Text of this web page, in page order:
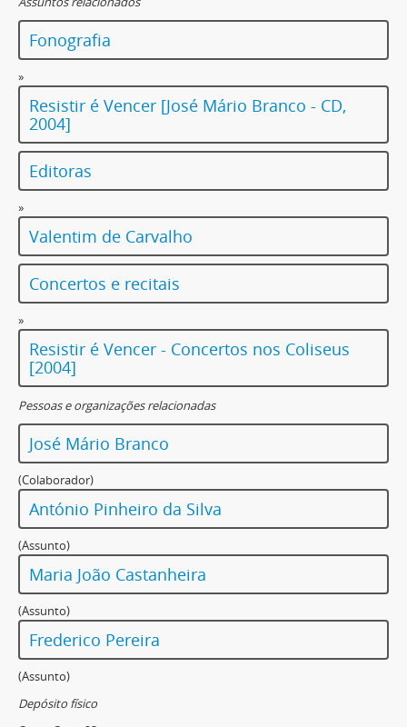
Fonografia
»
Resistir é Vencer [José Mário Branco - CD,
2004]
Editoras
»
Valentim de Carvalho
Concertos e recitais
»
Resistir é Vencer - Concertos nos Coliseus
[2004]
Pessoas e organizações relacionadas
José Mário Branco
(Colaborador)
António Pinheiro da Silva
(Assunto)
Maria João Castanheira
(Assunto)
Frederico Pereira
(Assunto)
Depósito físico